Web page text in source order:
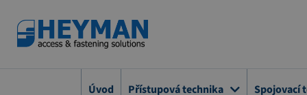
Přejít
Úvod Přístupová technika Spojovací